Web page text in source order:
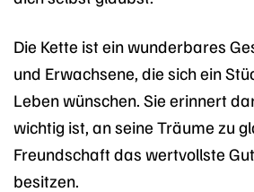
Die Kette ist ein wunderbares
und Erwachsene, die sich ein
Leben wünschen. Sie erinnert
wichtig ist, an seine Träume zu
Freundschaft das wertvollste
besitzen.